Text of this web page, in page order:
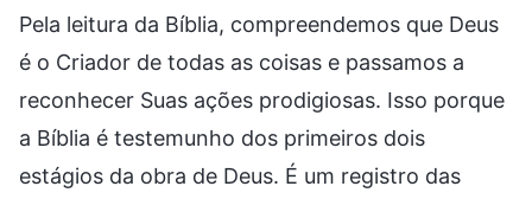
Pela leitura da Bíblia, compreendemos que Deus
é o Criador de todas as coisas e passamos a
reconhecer Suas ações prodigiosas. Isso porque
a Bíblia é testemunho dos primeiros dois
estágios da obra de Deus. É um registro das